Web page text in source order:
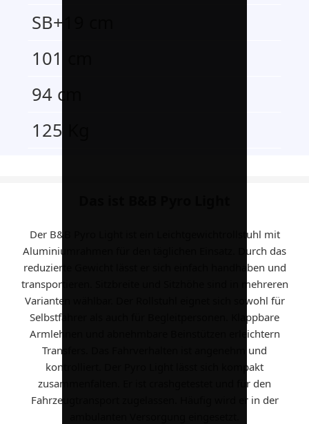
SB+19 cm
101 cm
94 cm
125 Kg
Der B&B Pyro Light ist ein Leichtgewichtrollstuhl mit
Aluminiumrahmen für den täglichen Einsatz. Durch das
reduzierte Gewicht lässt er sich einfach handhaben und
transportieren. Sitzbreite und Sitzhöhe sind in mehreren
Varianten wählbar. Der Rollstuhl eignet sich sowohl für
Selbstfahrer als auch für Begleitpersonen. Klappbare
Armlehnen und abnehmbare Beinstützen erleichtern
Transfers. Das Fahrverhalten ist angenehm und
kontrolliert. Der Pyro Light lässt sich kompakt
zusammenfalten. Er ist crashgetestet und für den
Fahrzeugtransport zugelassen. Häufig wird er in der